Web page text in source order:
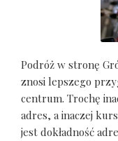
Podróż w stronę
znosi lepszego
centrum. Trochę
adres, a inaczej
jest dokładność